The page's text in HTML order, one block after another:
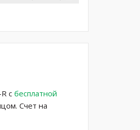
сбесплатной
Счет на